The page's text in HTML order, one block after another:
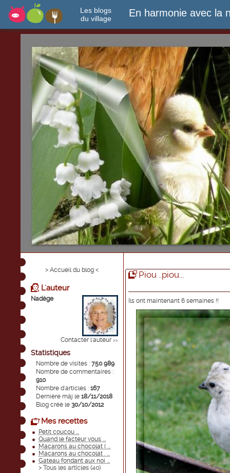
Les blogs
du village
En harmonie avec la
> Accueil du blog <
L'auteur
Nadège
Contacter l'auteur >>
Statistiques
Nombre de visites : 750 989
Nombre de commentaires :
910
Nombre d'articles : 167
Dernière màj le 18/11/2018
Blog créé le 30/10/2012
Mes recettes
Petit coucou ...
Quand le facteur vous ...
Macarons au chocolat ( ...
Macarons au chocolat . ...
Gateau fondant aux noi ...
> Tous les articles (40)
Piou ..piou...
Ils ont maintenant 6 semaines !!